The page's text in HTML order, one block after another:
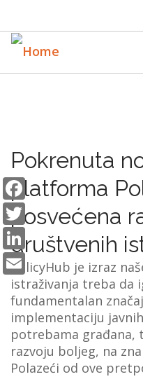
main
content
PROGRAMI
PROJEKTI
DOGAĐAJI
EDUKACIJA
BLOG
VIJESTI
Pokrenuta
platforma
posvećena
društvenih
PolicyHub je izraz
istraživanja treba da
fundamentalan
implementaciju
potrebama
razvoju boljeg, na
Polazeći od ove
Facebook
Twitter
LinkedIn
Email